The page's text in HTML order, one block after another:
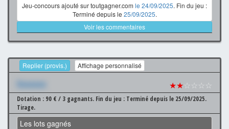
Jeu-concours ajouté sur toutgagner.com le 24/09/2025. Fin du jeu :
Terminé depuis le 25/09/2025.
Voir les commentaires
Replier (provis.) Affichage personnalisé
Xxxxxxx ★★☆☆☆☆
Dotation : 90 € / 3 gagnants. Fin du jeu : Terminé depuis le 25/09/2025.
Tirage.
Les lots gagnés